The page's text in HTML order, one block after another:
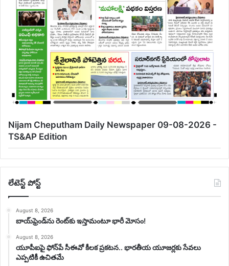
Nijam Cheputham Daily Newspaper 09-08-2026 -
TS&AP Edition
లేటెస్ట్ పోస్ట్
August 8, 2026
బాయ్‌ఫ్రెండ్‌ను రెంట్‌కు ఇస్తామంటూ భారీ మోసం!
August 8, 2026
యూపీఐపై ఫోన్‌పే సీఈవో కీలక ప్రకటన.. భారతీయ యూజర్లకు సేవలు
ఎప్పటికీ ఉచితమే